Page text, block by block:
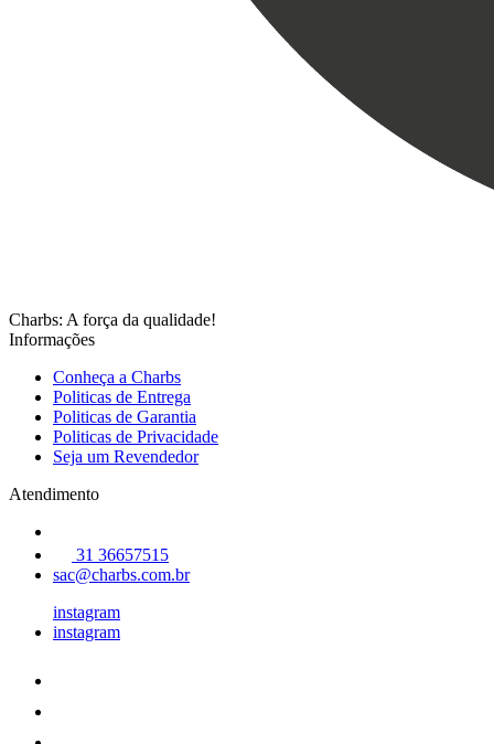
Charbs: A força da qualidade!
Informações
Conheça a Charbs
Politicas de Entrega
Politicas de Garantia
Politicas de Privacidade
Seja um Revendedor
Atendimento
31 36657515
sac@charbs.com.br
instagram
instagram